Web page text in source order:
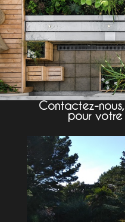
Contactez-
pour votre